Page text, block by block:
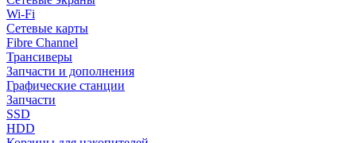
Wi-Fi
Сетевые карты
Fibre Channel
Трансиверы
Запчасти и дополнения
Графические станции
Запчасти
SSD
HDD